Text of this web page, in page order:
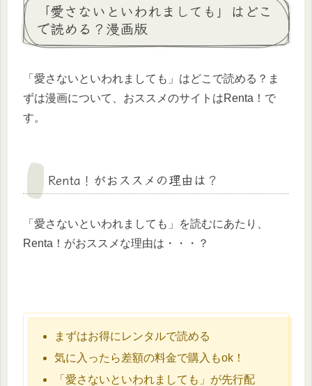
「愛さないといわれましても」はどこ
で読める？漫画版
「愛さないといわれましても」はどこで読める？ま
ずは漫画について、おススメのサイトはRenta！で
す。
Renta！がおススメの理由は？
「愛さないといわれましても」を読むにあたり、
Renta！がおススメな理由は・・・？
まずはお得にレンタルで読める
気に入ったら差額の料金で購入もok！
「愛さないといわれましても」が先行配